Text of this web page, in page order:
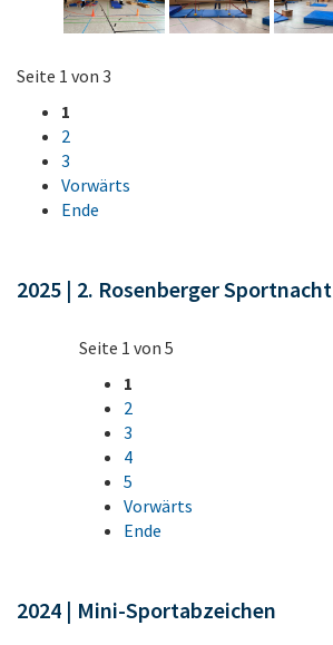
Seite 1 von 3
1
2
3
Vorwärts
Ende
2025 | 2. Rosenberger Sportnacht
Seite 1 von 5
1
2
3
4
5
Vorwärts
Ende
2024 | Mini-Sportabzeichen